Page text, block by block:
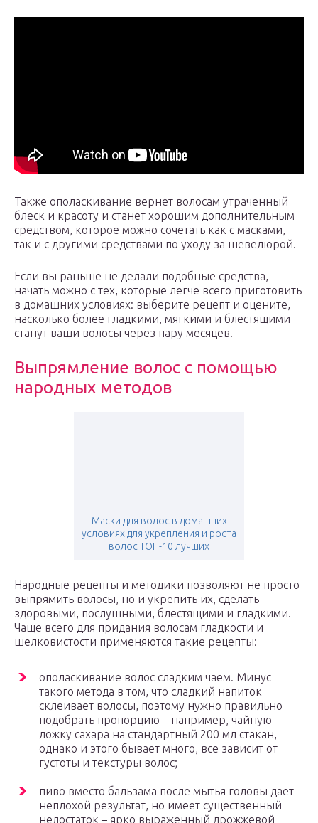
Также ополаскивание вернет волосам утраченный
блеск и красоту и станет хорошим дополнительным
средством, которое можно сочетать как с масками,
так и с другими средствами по уходу за шевелюрой.
Если вы раньше не делали подобные средства,
начать можно с тех, которые легче всего приготовить
в домашних условиях: выберите рецепт и оцените,
насколько более гладкими, мягкими и блестящими
станут ваши волосы через пару месяцев.
Выпрямление волос с помощью
народных методов
Маски для волос в домашних
условиях для укрепления и роста
волос ТОП-10 лучших
Народные рецепты и методики позволяют не просто
выпрямить волосы, но и укрепить их, сделать
здоровыми, послушными, блестящими и гладкими.
Чаще всего для придания волосам гладкости и
шелковистости применяются такие рецепты:
ополаскивание волос сладким чаем. Минус
такого метода в том, что сладкий напиток
склеивает волосы, поэтому нужно правильно
подобрать пропорцию – например, чайную
ложку сахара на стандартный 200 мл стакан,
однако и этого бывает много, все зависит от
густоты и текстуры волос;
пиво вместо бальзама после мытья головы дает
неплохой результат, но имеет существенный
недостаток – ярко выраженный дрожжевой